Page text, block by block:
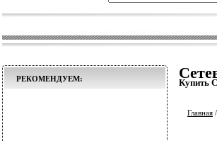
РЕКОМЕНДУЕМ: Купить
Главная /